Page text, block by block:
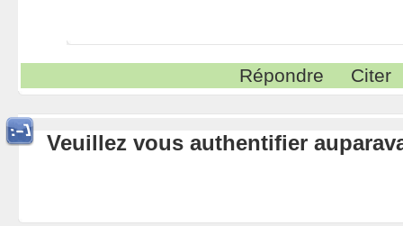
Répondre Citer
Veuillez vous authentifier